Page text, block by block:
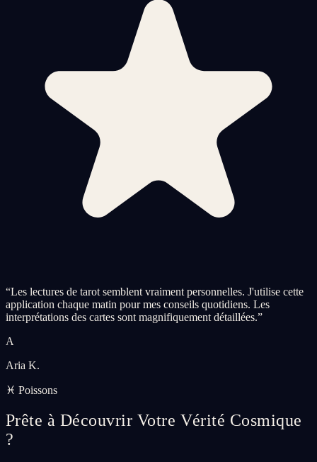
“Les lectures de tarot semblent vraiment personnelles. J'utilise cette
application chaque matin pour mes conseils quotidiens. Les
interprétations des cartes sont magnifiquement détaillées.”
A
Aria K.
♓ Poissons
Prête à Découvrir Votre Vérité Cosmique
?